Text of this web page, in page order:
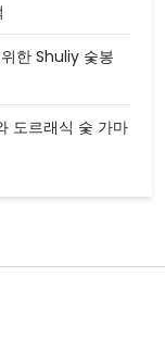
한 Shuliy 숯봉
도르래식 숯 가마